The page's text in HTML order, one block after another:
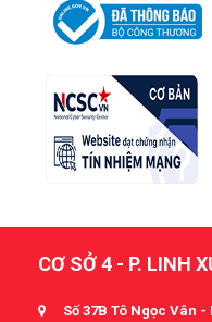
CƠ SỞ 4 - P. LINH
Số 37B Tô Ngọc Vân